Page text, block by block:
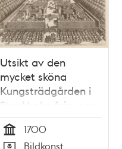
Utsikt av den
mycket sköna
Kungsträdgården i
Stockholm från norr
Tid
1700
Bildkonst